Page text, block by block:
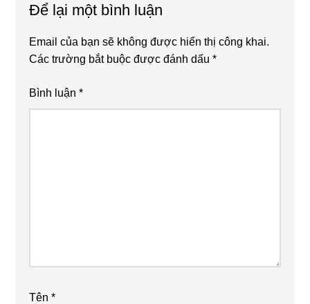
Để lại một bình luận
Email của bạn sẽ không được hiển thị công khai.
Các trường bắt buộc được đánh dấu*
Bình luận*
Tên*